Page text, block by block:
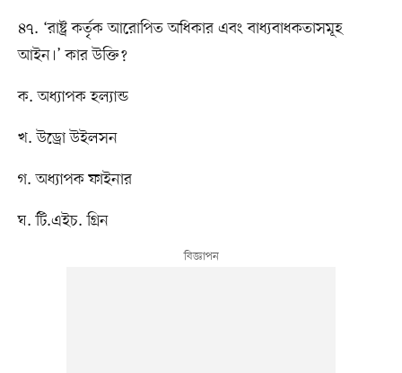
৪৭. ‘রাষ্ট্র কর্তৃক আরোপিত অধিকার এবং বাধ্যবাধকতাসমূহ
আইন।’ কার উক্তি?
ক. অধ্যাপক হল্যান্ড
খ. উড্রো উইলসন
গ. অধ্যাপক ফাইনার
ঘ. টি.এইচ. গ্রিন